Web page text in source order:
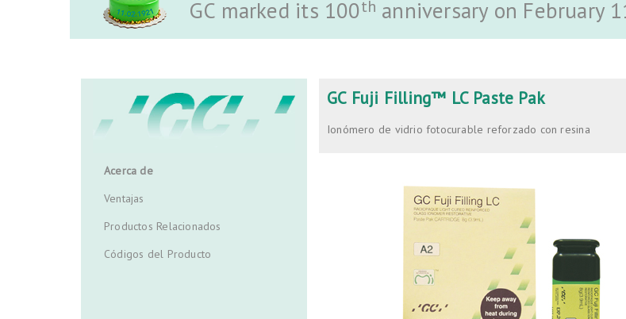
GC marked its 100th anniversary on February
Acerca de
Ventajas
Productos Relacionados
Códigos del Producto
GC Fuji Filling™ LC Paste Pak
Ionómero de vidrio fotocurable reforzado con resina